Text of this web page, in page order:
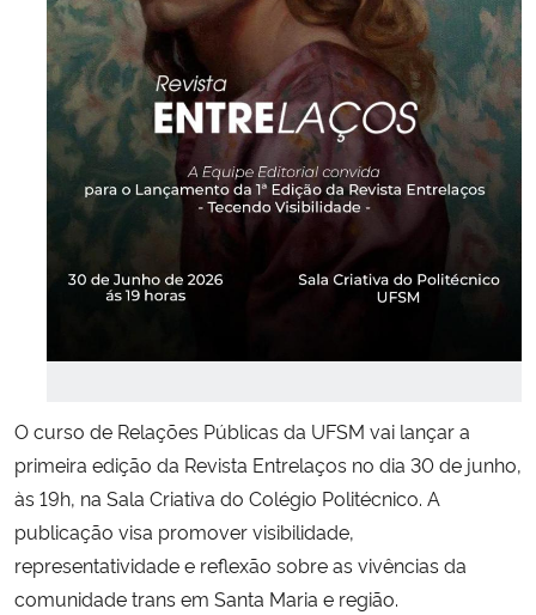
Secretaria-Geral
Secretaria de Governo
Gabinete de Segurança Institucional
Banco Central do Brasil
O curso de Relações Públicas da UFSM vai lançar a
primeira edição da Revista Entrelaços no dia 30 de junho,
às 19h, na Sala Criativa do Colégio Politécnico. A
publicação visa promover visibilidade,
representatividade e reflexão sobre as vivências da
comunidade trans em Santa Maria e região.